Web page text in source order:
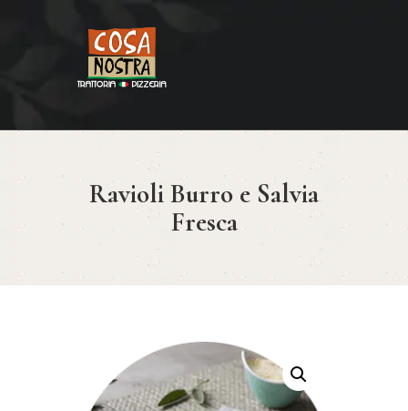
Ravioli Burro e Salvia
Fresca
HOME
COSA NOSTRA
MENÚ
RESERVAR
¿CÓMO LLEGAR?
CONTACTO